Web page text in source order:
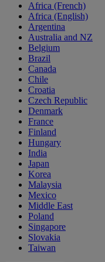
Africa (French)
Africa (English)
Argentina
Australia and NZ
Belgium
Brazil
Canada
Chile
Croatia
Czech Republic
Denmark
France
Finland
Hungary
India
Japan
Korea
Malaysia
Mexico
Middle East
Poland
Singapore
Slovakia
Taiwan